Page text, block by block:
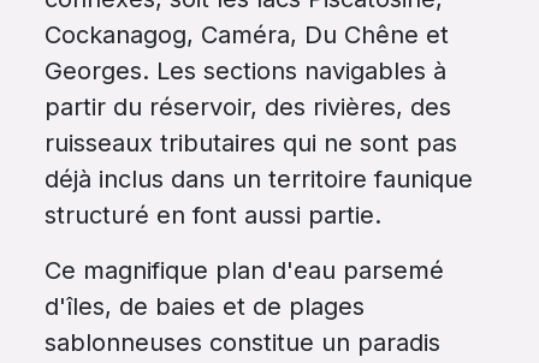
Cockanagog, Caméra, Du Chêne et
Georges. Les sections navigables à
partir du réservoir, des rivières, des
ruisseaux tributaires qui ne sont pas
déjà inclus dans un territoire faunique
structuré en font aussi partie.
Ce magnifique plan d'eau parsemé
d'îles, de baies et de plages
sablonneuses constitue un paradis